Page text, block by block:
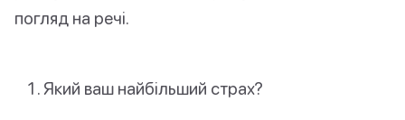
погляд на речі.
Який ваш найбільший страх?